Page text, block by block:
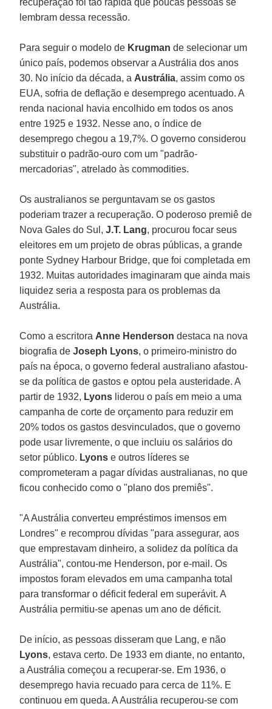
lembram dessa recessão.
Para seguir o modelo de Krugmande selecionar um
único país, podemos observar a Austrália dos anos
30. No início da década, a Austrália, assim como os
EUA, sofria de deflação e desemprego acentuado. A
renda nacional havia encolhido em todos os anos
entre 1925 e 1932. Nesse ano, o índice de
desemprego chegou a 19,7%. O governo considerou
substituir o padrão-ouro com um "padrão-
mercadorias", atrelado às commodities.
Os australianos se perguntavam se os gastos
poderiam trazer a recuperação. O poderoso premiê de
Nova Gales do Sul,J.T. Lang, procurou focar seus
eleitores em um projeto de obras públicas, a grande
ponte Sydney Harbour Bridge, que foi completada em
1932. Muitas autoridades imaginaram que ainda mais
liquidez seria a resposta para os problemas da
Austrália.
Como a escritora Anne Henderson destaca na nova
biografia deJoseph Lyons, o primeiro-ministro do
país na época, o governo federal australiano afastou-
se da política de gastos e optou pela austeridade. A
partir de 1932, Lyons liderou o país em meio a uma
campanha de corte de orçamento para reduzir em
20% todos os gastos desvinculados, que o governo
pode usar livremente, o que incluiu os salários do
setor público. Lyonse outros líderes se
comprometeram a pagar dívidas australianas, no que
ficou conhecido como o "plano dos premiês".
"A Austrália converteu empréstimos imensos em
Londres" e recomprou dívidas "para assegurar, aos
que emprestavam dinheiro, a solidez da política da
Austrália", contou-me Henderson, por e-mail. Os
impostos foram elevados em uma campanha total
para transformar o déficit federal em superávit. A
Austrália permitiu-se apenas um ano de déficit.
De início, as pessoas disseram que Lang, e não
Lyons, estava certo. De 1933 em diante, no entanto,
a Austrália começou a recuperar-se. Em 1936, o
desemprego havia recuado para cerca de 11%. E
continuou em queda. A Austrália recuperou-se com